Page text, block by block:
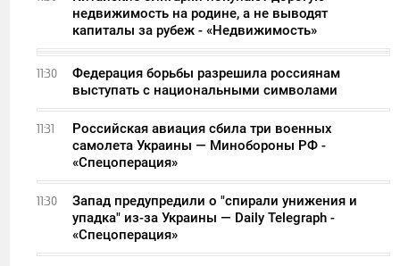
недвижимость на родине, а не выводят
капиталы за рубеж - «Недвижимость»
11:30
Федерация борьбы разрешила россиянам
выступать с национальными символами
11:31
Российская авиация сбила три военных
самолета Украины — Минобороны РФ -
«Спецоперация»
11:30
Запад предупредили о "спирали унижения и
упадка" из-за Украины — Daily Telegraph -
«Спецоперация»